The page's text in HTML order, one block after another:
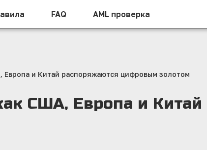
FAQ AML проверка
и Китай распоряжаются цифровым золотом
США, Европа и